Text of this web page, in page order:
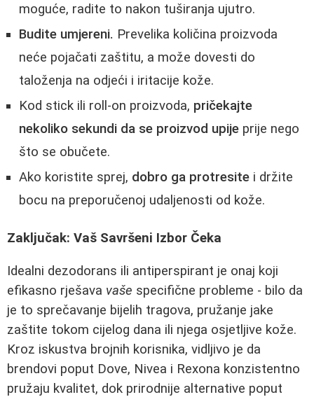
moguće, radite to nakon tuširanja ujutro.
Budite umjereni. Prevelika količina proizvoda
neće pojačati zaštitu, a može dovesti do
taloženja na odjeći i iritacije kože.
Kod stick ili roll-on proizvoda, pričekajte
nekoliko sekundi da se proizvod upije prije nego
što se obučete.
Ako koristite sprej, dobro ga protresite i držite
bocu na preporučenoj udaljenosti od kože.
Zaključak: Vaš Savršeni Izbor Čeka
Idealni dezodorans ili antiperspirant je onaj koji
efikasno rješava vaše specifične probleme - bilo da
je to sprečavanje bijelih tragova, pružanje jake
zaštite tokom cijelog dana ili njega osjetljive kože.
Kroz iskustva brojnih korisnika, vidljivo je da
brendovi poput Dove, Nivea i Rexona konzistentno
pružaju kvalitet, dok prirodnije alternative poput